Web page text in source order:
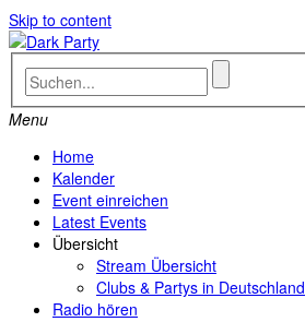
Skip to content
Menu
Home
Kalender
Event einreichen
Latest Events
Übersicht
Stream Übersicht
Clubs & Partys in Deutschland
Radio hören